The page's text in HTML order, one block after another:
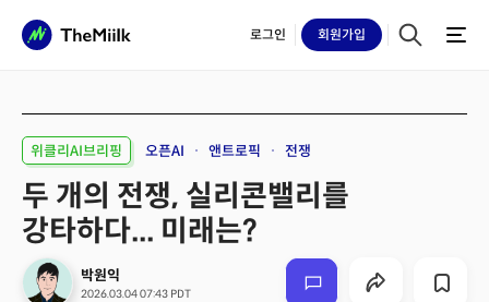
로그인 회원가입
위클리AI브리핑 오픈AI 앤트로픽 전쟁
두 개의 전쟁, 실리콘밸리를
강타하다... 미래는?
박원익
2026.03.04 07:43 PDT